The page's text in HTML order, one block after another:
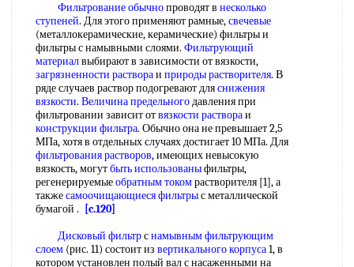
Фильтрование обычнопроводят в несколько
ступеней. Для этого применяют рамные,свечевые
(металлокерамические, керамические) фильтры и
фильтры с намывными слоями. Фильтрующий
материалвыбирают в зависимости от вязкости,
загрязненности раствораи природы растворителя. В
ряде случаев раствор подогревают дляснижения
вязкости. Величина предельногодавления при
фильтровании зависит отвязкости раствораи
конструкции фильтра. Обычно она не превышает 2,5
МПа, хотя в отдельных случаях достигает 10 МПа. Для
фильтрования растворов, имеющих невысокую
вязкость, могутбыть использованыфильтры,
регенерируемыеобратным токомрастворителя [1], а
такжесамоочищающиеся фильтрыс металлической
бумагой .
[c.120]
Дисковый фильтрснамывным фильтрующим
слоем (рис. 11) состоит из вертикального корпуса1, в
котором установлен полый вал с насаженными на